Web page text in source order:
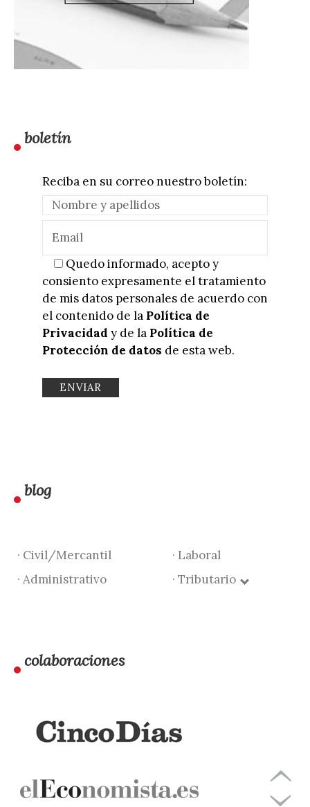
boletín
Reciba en su correo nuestro boletín:
Quedo informado, acepto y
consiento expresamente el tratamiento
de mis datos personales de acuerdo con
el contenido de la Política de
Privacidad y de la Política de
Protección de datos de esta web.
blog
· Civil/Mercantil
· Laboral
· Administrativo
· Tributario
colaboraciones